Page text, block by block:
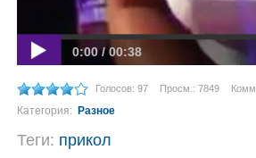
0:00 / 00:38
Голосов: 97 Просм.: 7849
Категория: Разное
Теги: прикол